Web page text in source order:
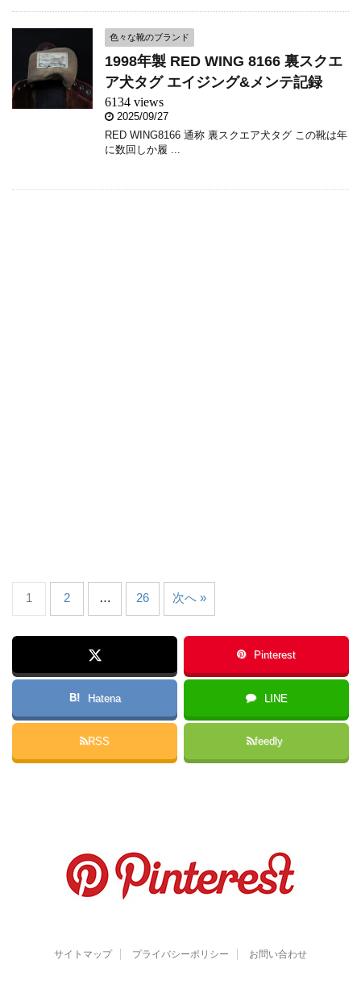
色々な靴のブランド
1998年製 RED WING 8166 裏スクエ
ア犬タグ エイジング&メンテ記録
6134 views
2025/09/27
RED WING8166 通称 裏スクエア犬タグ この靴は年
に数回しか履 ...
1 2 … 26 次へ »
Pinterest
B! Hatena LINE
RSS feedly
サイトマップ プライバシーポリシー お問い合わせ